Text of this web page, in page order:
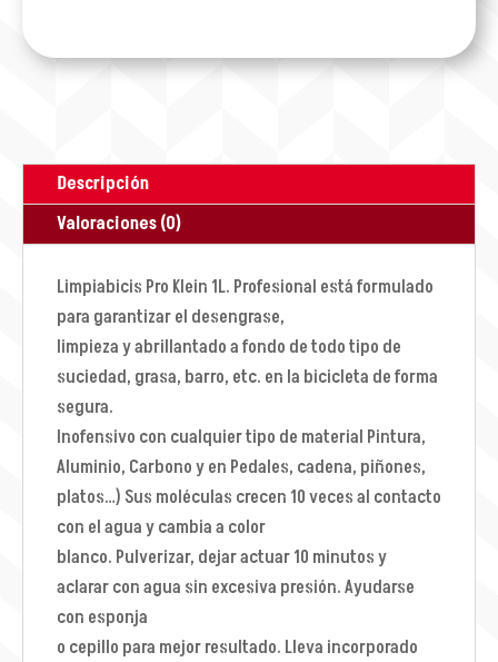
Descripción
Valoraciones (0)
Limpiabicis Pro Klein 1L. Profesional está formulado
para garantizar el desengrase,
limpieza y abrillantado a fondo de todo tipo de
suciedad, grasa, barro, etc. en la bicicleta de forma
segura.
Inofensivo con cualquier tipo de material Pintura,
Aluminio, Carbono y en Pedales, cadena, piñones,
platos…) Sus moléculas crecen 10 veces al contacto
con el agua y cambia a color
blanco. Pulverizar, dejar actuar 10 minutos y
aclarar con agua sin excesiva presión. Ayudarse
con esponja
o cepillo para mejor resultado. Lleva incorporado